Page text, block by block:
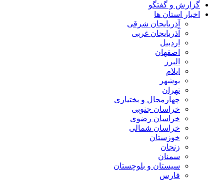
گزارش و گفتگو
اخبار استان ها
آذربایجان شرقی
آذربایجان غربی
اردبیل
اصفهان
البرز
ایلام
بوشهر
تهران
چهارمحال و بختیاری
خراسان جنوبی
خراسان رضوی
خراسان شمالی
خوزستان
زنجان
سمنان
سیستان و بلوچستان
فارس